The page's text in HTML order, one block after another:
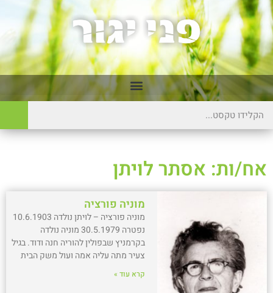
אח/ות: אסתר לויתן
מוניה פורציה
מוניה פורציה – לויתן נולדה 10.6.1903
נפטרה 30.5.1979 מוניה נולדה
בקרמניץ שבפולין להוריה חנה ודוד. בגיל
צעיר מתה עליה אמה ועול משק הבית
קרא עוד »